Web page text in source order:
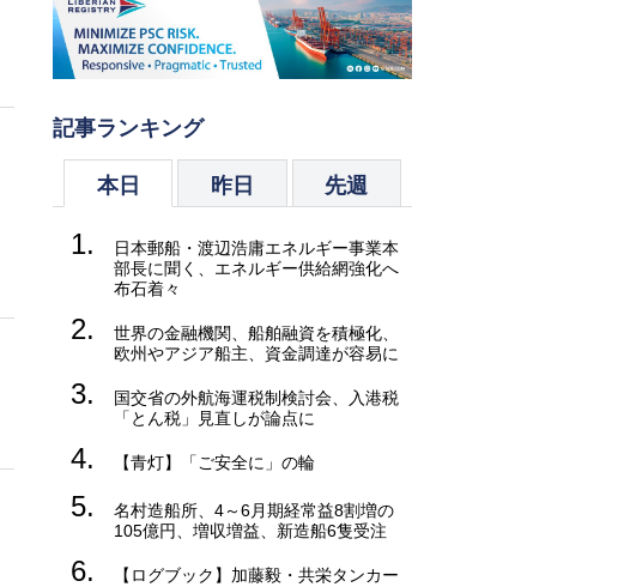
記事ランキング
本日 昨日 先週
1.
日本郵船・渡辺浩庸エネルギー事業本
部長に聞く、エネルギー供給網強化へ
布石着々
2.
世界の金融機関、船舶融資を積極化、
欧州やアジア船主、資金調達が容易に
3.
国交省の外航海運税制検討会、入港税
「とん税」見直しが論点に
4. 【青灯】「ご安全に」の輪
5.
名村造船所、4～6月期経常益8割増の
105億円、増収増益、新造船6隻受注
6.
【ログブック】加藤毅・共栄タンカー